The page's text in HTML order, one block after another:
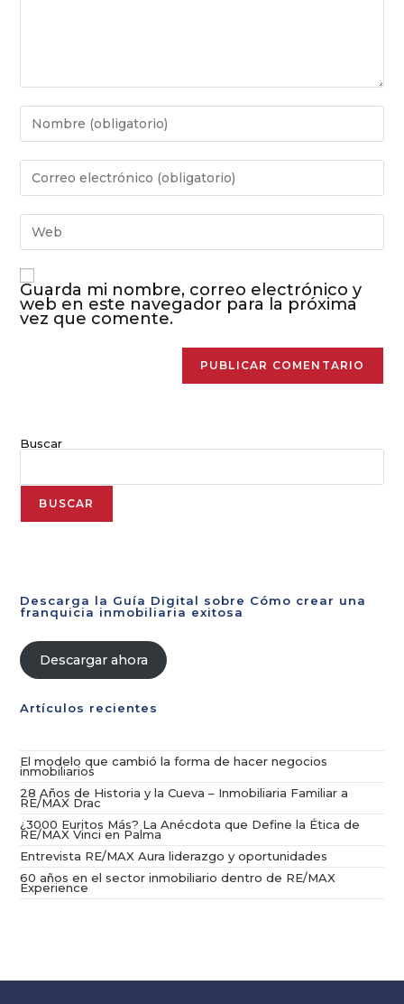
Guarda mi nombre, correo electrónico y
web en este navegador para la próxima
vez que comente.
Buscar
BUSCAR
Descarga la Guía Digital sobre Cómo crear una
franquicia inmobiliaria exitosa
Descargar ahora
Artículos recientes
El modelo que cambió la forma de hacer negocios
inmobiliarios
28 Años de Historia y la Cueva – Inmobiliaria Familiar a
RE/MAX Drac
¿3000 Euritos Más? La Anécdota que Define la Ética de
RE/MAX Vinci en Palma
Entrevista RE/MAX Aura liderazgo y oportunidades
60 años en el sector inmobiliario dentro de RE/MAX
Experience